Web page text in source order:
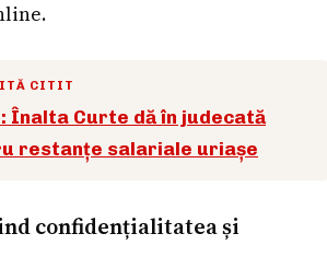
CITIT
Înalta Curte dă în judecată
restanțe salariale uriașe
confidențialitatea și